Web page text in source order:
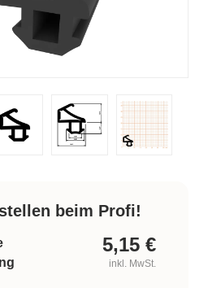
beim Profi!
5,15 €
inkl. MwSt.